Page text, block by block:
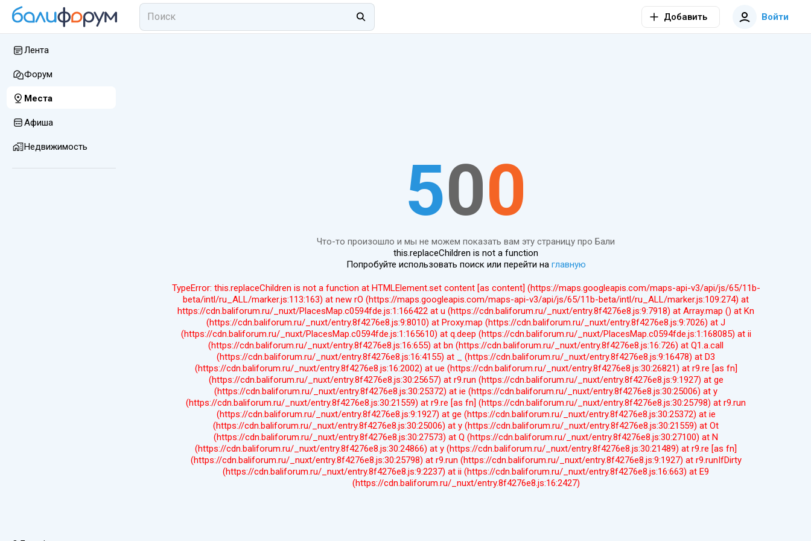
Добавить Войти
500
Что-то произошло и мы не можем показать вам эту страницу про Бали
this.replaceChildren is not a function
Попробуйте использовать поиск или перейти на главную
TypeError: this.replaceChildren is not a function at HTMLElement.set content [as content] (https://maps.googleapis.com/maps-api-v3/api/js/65/11b-
beta/intl/ru_ALL/marker.js:113:163) at new rO (https://maps.googleapis.com/maps-api-v3/api/js/65/11b-beta/intl/ru_ALL/marker.js:109:274) at
https://cdn.baliforum.ru/_nuxt/PlacesMap.c0594fde.js:1:166422 at u (https://cdn.baliforum.ru/_nuxt/entry.8f4276e8.js:9:7918) at Array.map () at Kn
(https://cdn.baliforum.ru/_nuxt/entry.8f4276e8.js:9:8010) at Proxy.map (https://cdn.baliforum.ru/_nuxt/entry.8f4276e8.js:9:7026) at J
(https://cdn.baliforum.ru/_nuxt/PlacesMap.c0594fde.js:1:165610) at q.deep (https://cdn.baliforum.ru/_nuxt/PlacesMap.c0594fde.js:1:168085) at ii
(https://cdn.baliforum.ru/_nuxt/entry.8f4276e8.js:16:655) at bn (https://cdn.baliforum.ru/_nuxt/entry.8f4276e8.js:16:726) at Q1.a.call
(https://cdn.baliforum.ru/_nuxt/entry.8f4276e8.js:16:4155) at _ (https://cdn.baliforum.ru/_nuxt/entry.8f4276e8.js:9:16478) at D3
(https://cdn.baliforum.ru/_nuxt/entry.8f4276e8.js:16:2002) at ue (https://cdn.baliforum.ru/_nuxt/entry.8f4276e8.js:30:26821) at r9.re [as fn]
(https://cdn.baliforum.ru/_nuxt/entry.8f4276e8.js:30:25657) at r9.run (https://cdn.baliforum.ru/_nuxt/entry.8f4276e8.js:9:1927) at ge
(https://cdn.baliforum.ru/_nuxt/entry.8f4276e8.js:30:25372) at ie (https://cdn.baliforum.ru/_nuxt/entry.8f4276e8.js:30:25006) at y
(https://cdn.baliforum.ru/_nuxt/entry.8f4276e8.js:30:21559) at r9.re [as fn] (https://cdn.baliforum.ru/_nuxt/entry.8f4276e8.js:30:25798) at r9.run
(https://cdn.baliforum.ru/_nuxt/entry.8f4276e8.js:9:1927) at ge (https://cdn.baliforum.ru/_nuxt/entry.8f4276e8.js:30:25372) at ie
(https://cdn.baliforum.ru/_nuxt/entry.8f4276e8.js:30:25006) at y (https://cdn.baliforum.ru/_nuxt/entry.8f4276e8.js:30:21559) at Ot
(https://cdn.baliforum.ru/_nuxt/entry.8f4276e8.js:30:27573) at Q (https://cdn.baliforum.ru/_nuxt/entry.8f4276e8.js:30:27100) at N
(https://cdn.baliforum.ru/_nuxt/entry.8f4276e8.js:30:24866) at y (https://cdn.baliforum.ru/_nuxt/entry.8f4276e8.js:30:21489) at r9.re [as fn]
(https://cdn.baliforum.ru/_nuxt/entry.8f4276e8.js:30:25798) at r9.run (https://cdn.baliforum.ru/_nuxt/entry.8f4276e8.js:9:1927) at r9.runIfDirty
(https://cdn.baliforum.ru/_nuxt/entry.8f4276e8.js:9:2237) at ii (https://cdn.baliforum.ru/_nuxt/entry.8f4276e8.js:16:663) at E9
(https://cdn.baliforum.ru/_nuxt/entry.8f4276e8.js:16:2427)
Лента
Форум
Места
Афиша
Недвижимость